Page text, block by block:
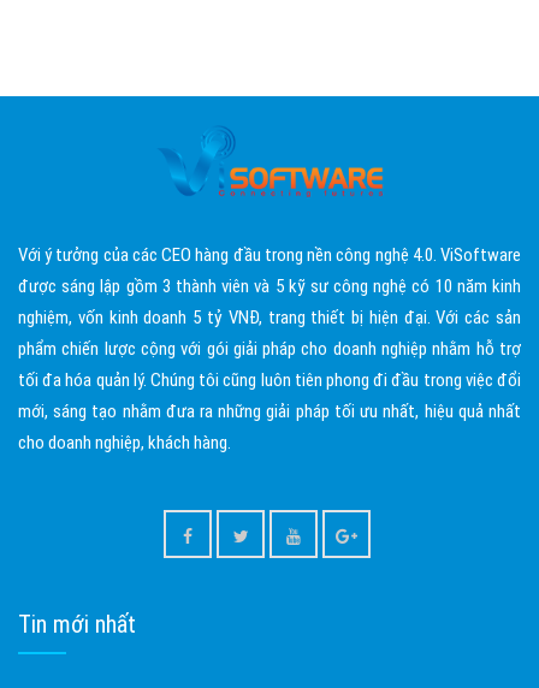
Với ý tưởng của các CEO hàng đầu trong nền công nghệ 4.0. ViSoftware
được sáng lập gồm 3 thành viên và 5 kỹ sư công nghệ có 10 năm kinh
nghiệm, vốn kinh doanh 5 tỷ VNĐ, trang thiết bị hiện đại. Với các sản
phẩm chiến lược cộng với gói giải pháp cho doanh nghiệp nhằm hỗ trợ
tối đa hóa quản lý. Chúng tôi cũng luôn tiên phong đi đầu trong việc đổi
mới, sáng tạo nhằm đưa ra những giải pháp tối ưu nhất, hiệu quả nhất
cho doanh nghiệp, khách hàng.
Tin mới nhất